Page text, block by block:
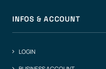
INFOS & ACCOUNT
LOGIN